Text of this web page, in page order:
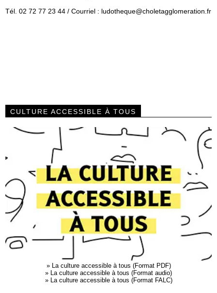
Tél. 02 72 77 23 44 / Courriel : ludotheque@choletagglomeration.fr
CULTURE ACCESSIBLE À TOUS
»
La culture accessible à tous (Format PDF)
»
La culture accessible à tous (Format audio)
»
La culture accessible à tous (Format FALC)